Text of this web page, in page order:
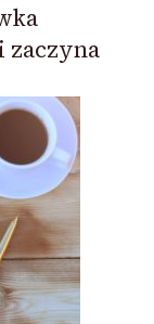
zaczyna